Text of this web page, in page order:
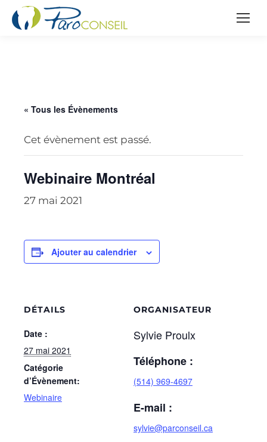
« Tous les Évènements
Cet évènement est passé.
Webinaire Montréal
27 mai 2021
Ajouter au calendrier
DÉTAILS
Date :
27 mai 2021
Catégorie
d’Évènement:
Webinaire
ORGANISATEUR
Sylvie Proulx
Téléphone :
(514) 969-4697
E-mail :
sylvie@parconseil.ca